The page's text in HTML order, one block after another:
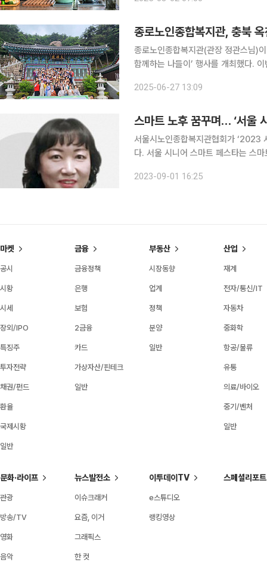
등 건강 고민에 따라 맞는 식단이 있다
종로노인종합복지관, 충북
종로노인종합복지관(관장 정관스님)
함께하는 나들이’ 행사를 개최했다.
관광지와 옥천 구읍 일대를 탐방하며
2025-06-27 13:09
스마트 노후 꿈꾸며… ‘서울
서울시노인종합복지관협회가 ‘2023
다. 서울 시니어 스마트 페스타는 스마트 기기를 접할 수 있는 자리를 마련해 스마트 복지를 실현하
관협회 48개 회원기관 약 2500명이
2023-09-01 16:25
마켓
공시
시황
시세
장외/IPO
특징주
투자전략
채권/펀드
환율
국제시황
일반
금융
금융정책
은행
보험
2금융
카드
가상자산/핀테크
일반
부동산
시장동향
업계
정책
분양
일반
산업
재계
전자/통신/IT
자동차
중화학
항공/물류
유통
의료/바이오
중기/벤처
일반
문화·라이프
관광
방송/TV
영화
음악
뉴스발전소
이슈크래커
요즘, 이거
그래픽스
한 컷
이투데이TV
e스튜디오
랭킹영상
스페셜리포트